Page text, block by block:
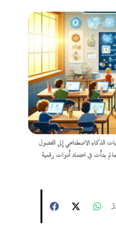
الذكاء الاصطناعي إلى الفصول
بدأت في اعتماد أدوات رقمية